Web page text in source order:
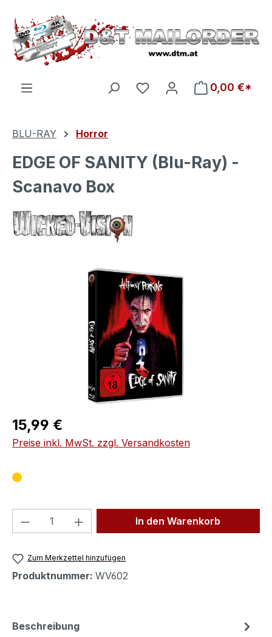
Zum Hauptinhalt springen
Du hast 0 Produkte auf
0,00 €*
BLU-RAY Horror
EDGE OF SANITY (Blu-Ray) -
Scanavo Box
Bildergalerie überspringen
Regulärer Preis:
15,99 €
Preise inkl. MwSt. zzgl. Versandkosten
Produkt Anzahl: Gib denIn den Warenkorb
Zum Merkzettel hinzufügen
Produktnummer: WV602
Beschreibung